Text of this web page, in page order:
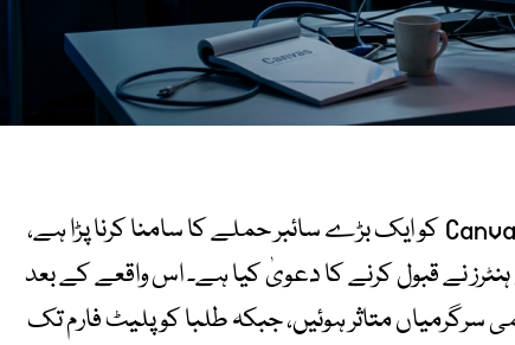
امریکا میں تعلیمی پلیٹ فارم Canvas (LMS) کو ایک بڑے سائبر حملے کا سامنا کرنا پڑا ہے،
نے قبول کرنے کا دعویٰ کیا ہے۔ اس واقعے کے بعد
سرگرمیاں متاثر ہوئیں، جبکہ طلبا کو پلیٹ فارم تک